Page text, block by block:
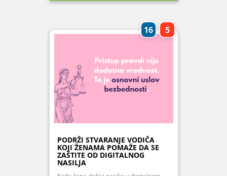
16 5
PODRŽI STVARANJE VODIČA
KOJI ŽENAMA POMAŽE DA SE
ZAŠTITE OD DIGITALNOG
NASILJA